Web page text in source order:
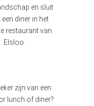
en sluit
diner in het
restaurant van
Elsloo.
zijn van een
lunch of diner?